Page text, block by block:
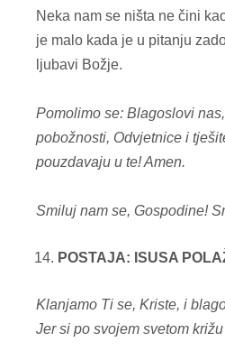
Neka nam se ništa ne čini
je malo kada je u pitanju
ljubavi Božje.
Pomolimo se: Blagoslovi
pobožnosti, Odvjetnice i
pouzdavaju u te! Amen.
Smiluj nam se, Gospodine!
POSTAJA: ISUSA
Klanjamo Ti se, Kriste, i
Jer si po svojem svetom